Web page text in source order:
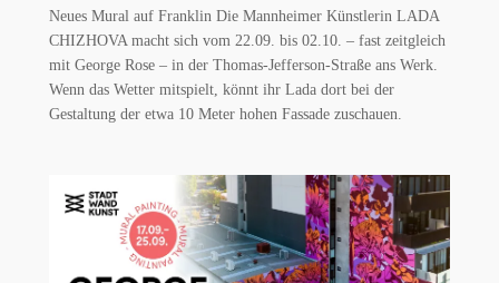
Neues Mural auf Franklin Die Mannheimer Künstlerin LADA
CHIZHOVA macht sich vom 22.09. bis 02.10. – fast zeitgleich
mit George Rose – in der Thomas-Jefferson-Straße ans Werk.
Wenn das Wetter mitspielt, könnt ihr Lada dort bei der
Gestaltung der etwa 10 Meter hohen Fassade zuschauen.